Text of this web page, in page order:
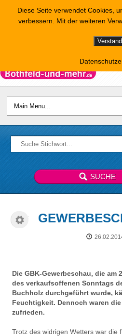
Die GBK-Gewerbeschau, die am
des verkaufsoffenen Sonntags
Buchholz durchgeführt wurde,
Feuchtigkeit. Dennoch waren
zufrieden.
Trotz des widrigen Wetters war die
Diese Seite verwendet Cookies,
verbessern. Mit der weiteren